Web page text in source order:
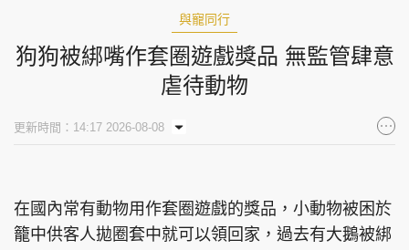
與寵同行
狗狗被綁嘴作套圈遊戲獎品 無監管肆意
虐待動物
更新時間：14:17 2026-08-08
在國內常有動物用作套圈遊戲的獎品，小動物被困於
籠中供客人拋圈套中就可以領回家，過去有大鵝被綁